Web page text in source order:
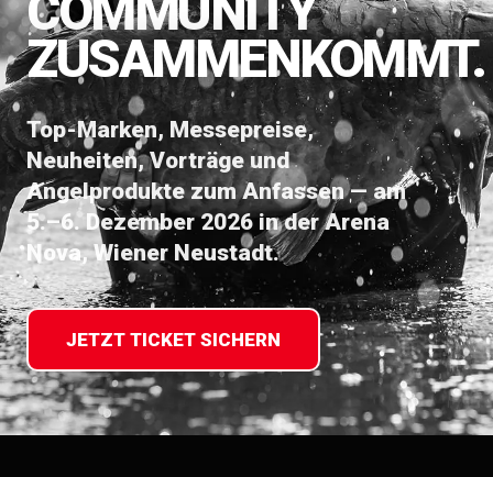
ZUSAMMENKOMMT.
Top-Marken, Messepreise,
Neuheiten, Vorträge und
Angelprodukte zum Anfassen — am
5.–6. Dezember 2026 in der Arena
Nova, Wiener Neustadt.
JETZT TICKET SICHERN